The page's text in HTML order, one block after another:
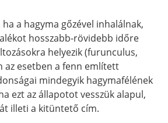
a hagyma gőzével inhalálnak,
hosszabb-rövidebb időre
helyezik (furunculus,
az esetben a fenn említett
mindegyik hagymafélének
ezt az állapotot vesszük alapul,
illeti a kitüntető cím.